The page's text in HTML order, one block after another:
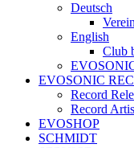
Deutsch
English
Club
EVOSONIC
Record
Record
EVOSHOP
SCHMIDT